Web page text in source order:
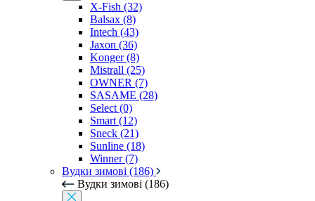
X-Fish (32)
Balsax (8)
Intech (43)
Jaxon (36)
Konger (8)
Mistrall (25)
OWNER (7)
SASAME (28)
Select (0)
Smart (12)
Sneck (21)
Sunline (18)
Winner (7)
Вудки зимові (186)
Вудки зимові (186)